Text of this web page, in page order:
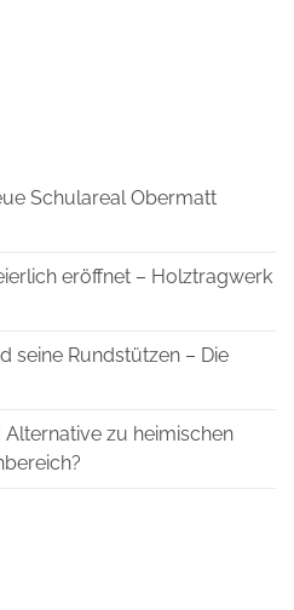
Schulareal Obermatt
eröffnet – Holztragwerk
seine Rundstützen – Die
Alternative zu heimischen